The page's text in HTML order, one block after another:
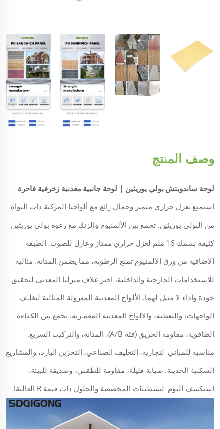
وصف المنتج
لوحة ساندويتش بولي يوريثين | لوحة جانبية معدنية زخرفية فاخرة
استمتع بعزل حراري متميز وجمال رائع مع ألواحنا المركبة ذات النواة
من البولي يوريثين. تجمع بين الألمنيوم والزنك مع رغوة بولي يوريثين
كثيفة بسمك 16 ملم لعزل حراري ممتاز وعازل للصوت. الطبقة
الإضافية من ورق الألمنيوم تمنع الرطوبة، مما يضمن المتانة. مثالية
للاستخدامات الخارجية والداخلية، اختر غلاف منزلنا المعدني لتحقيق
جودة وأداء لا مثيل لهما. الألواح المعدنية المعزولة المثالية لتغليف
الواجهات، والتغطية، والألواح المعدنية المعمارية. تجمع بين الكفاءة
الطاقوية، مقاومة الحريق (فئة A/B)، المتانة، والتركيب السريع.
مناسبة للمباني التجارية، التغليف الصناعي، التخزين البارد، والمشاريع
السكنية الحديثة. صيانة قليلة، مقاومة للطقس، وصديقة للبيئة.
استكشف اليوم التشطيبات المخصصة والحلول ذات قيمة R العالية!